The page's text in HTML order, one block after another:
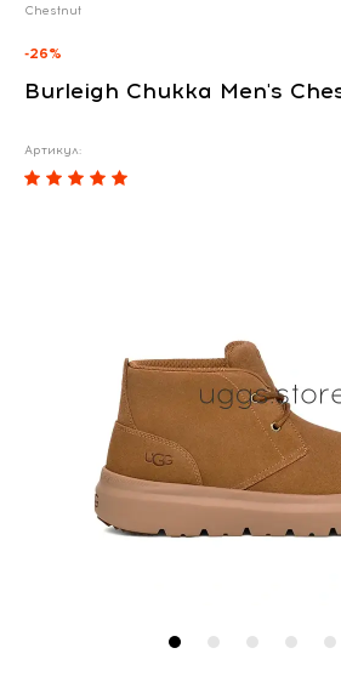
Chestnut
-26%
Burleigh Chukka Men's
Артикул: